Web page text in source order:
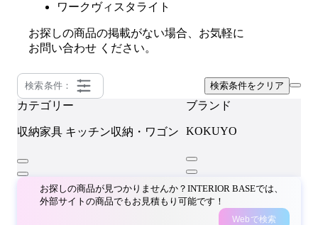
ワークヴィスタライト
お探しの商品の掲載がない場合、お気軽に
お問い合わせ ください。
検索条件： 検索条件をクリア
カテゴリー
収納家具 キッチン収納・ワゴン
ブランド
KOKUYO
お探しの商品が見つかりませんか？INTERIOR BASEでは、
外部サイトの商品でもお見積もり可能です！
Webで検索